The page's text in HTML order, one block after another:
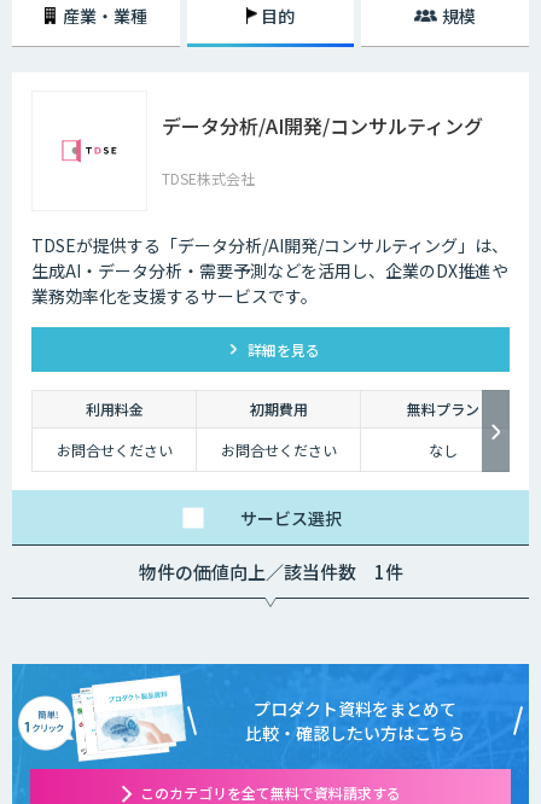
・スキャナ 紙媒体の書類をスキャンし、データに変換して保存する方
されます。今後ますます紙書類を扱う機会は減少し、電子データを扱う機
会が増加していくことが予想されるため、できるだけ早いタイミングでAI-
OCRや会計ソフトの導入を検討していくことが大切です。
産業・業種 目的 規模
データ分析/AI開発/コンサルティング
TDSE株式会社
TDSEが提供する「データ分析/AI開発/コンサルティング」は、
生成AI・データ分析・需要予測などを活用し、企業のDX推進や
業務効率化を支援するサービスです。
詳細を見る
利用料金 初期費用
無料プラン
お問合せください
お問合せください なし
サービス選択
物件の価値向上／該当件数 1件
プロダクト資料をまとめて
比較・確認したい方はこちら
このカテゴリを全て無料で資料請求する